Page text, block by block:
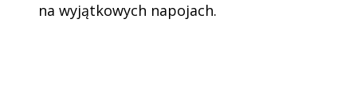
na wyjątkowych napojach.